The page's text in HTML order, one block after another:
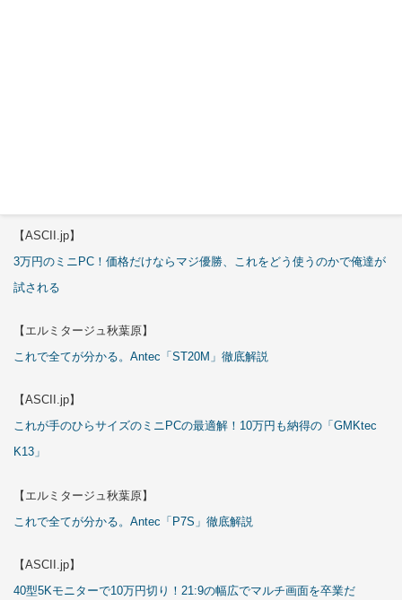
【ASCII.jp】
3万円のミニPC！価格だけならマジ優勝、これをどう使うのかで俺達が
試される
【エルミタージュ秋葉原】
これで全てが分かる。Antec「ST20M」徹底解説
【ASCII.jp】
これが手のひらサイズのミニPCの最適解！10万円も納得の「GMKtec
K13」
【エルミタージュ秋葉原】
これで全てが分かる。Antec「P7S」徹底解説
【ASCII.jp】
40型5Kモニターで10万円切り！21:9の幅広でマルチ画面を卒業だ